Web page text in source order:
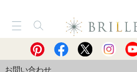
サービス ショッピングガイド
お問い合わせ